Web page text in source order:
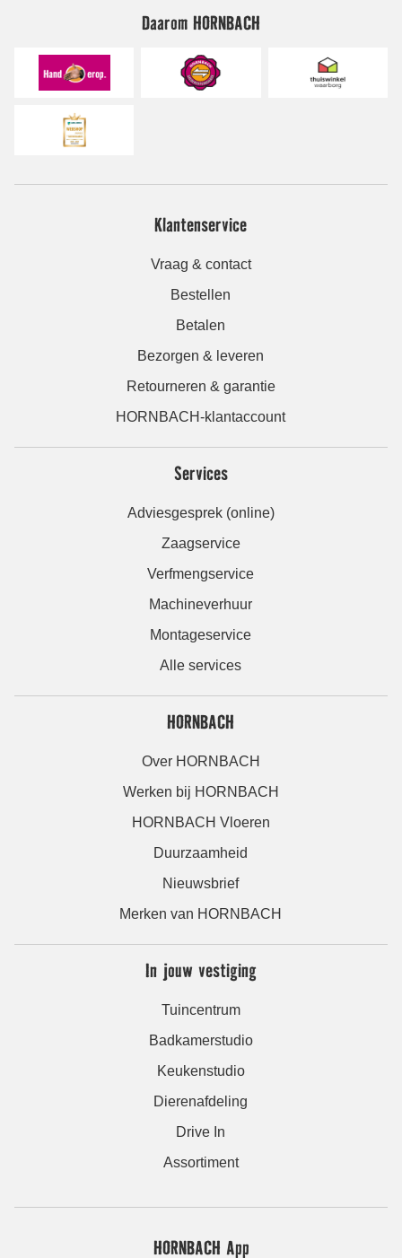
Daarom HORNBACH
Klantenservice
Vraag & contact
Bestellen
Betalen
Bezorgen & leveren
Retourneren & garantie
HORNBACH-klantaccount
Services
Adviesgesprek (online)
Zaagservice
Verfmengservice
Machineverhuur
Montageservice
Alle services
HORNBACH
Over HORNBACH
Werken bij HORNBACH
HORNBACH Vloeren
Duurzaamheid
Nieuwsbrief
Merken van HORNBACH
In jouw vestiging
Tuincentrum
Badkamerstudio
Keukenstudio
Dierenafdeling
Drive In
Assortiment
HORNBACH App